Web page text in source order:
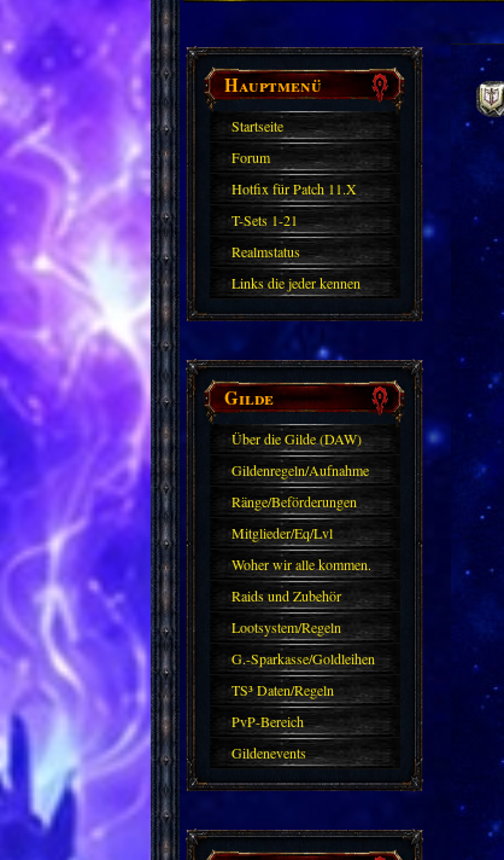
Hauptmenü
Startseite
Forum
Hotfix für Patch 11.X
T-Sets 1-21
Realmstatus
Links die jeder kennen
sollte?! Oder nicht?
Gilde
Über die Gilde (DAW)
Gildenregeln/Aufnahme
Ränge/Beförderungen
Mitglieder/Eq/Lvl
Woher wir alle kommen.
Raids und Zubehör
Lootsystem/Regeln
G.-Sparkasse/Goldleihen
TS³ Daten/Regeln
PvP-Bereich
Gildenevents